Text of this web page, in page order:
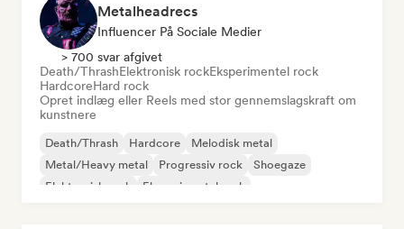
Metalheadrecs
Influencer På Sociale Medier
> 700 svar afgivet
Death/ThrashElektronisk rockEksperimentel rock
HardcoreHard rock
Opret indlæg eller Reels med stor gennemslagskraft om
kunstnere
Death/Thrash Hardcore
Melodisk metal
Metal/Heavy metal
Progressiv rock
Shoegaze
Elektronisk rock
Eksperimentel rock